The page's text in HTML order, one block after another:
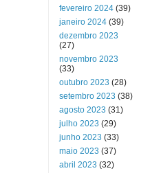
fevereiro 2024 (39)
janeiro 2024 (39)
dezembro 2023
(27)
novembro 2023
(33)
outubro 2023 (28)
setembro 2023 (38)
agosto 2023 (31)
julho 2023 (29)
junho 2023 (33)
maio 2023 (37)
abril 2023 (32)